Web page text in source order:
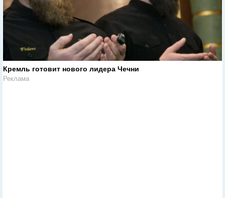
Кремль готовит нового лидера Чечни
Реклама